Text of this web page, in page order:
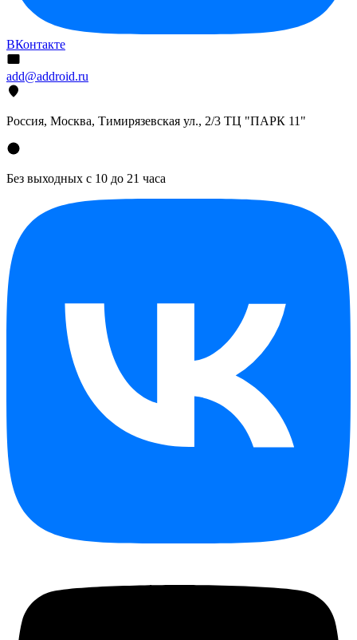
ВКонтакте
add@addroid.ru
Россия, Москва, Тимирязевская ул., 2/3 ТЦ "ПАРК 11"
Без выходных с 10 до 21 часа